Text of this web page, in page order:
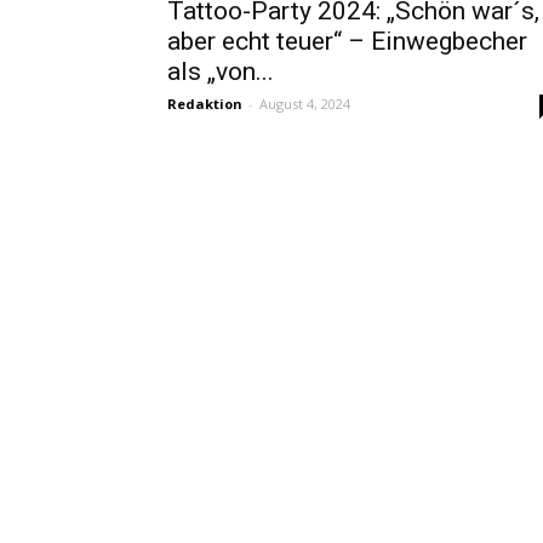
Tattoo-Party 2024: „Schön war´s,
aber echt teuer“ – Einwegbecher
als „von...
Redaktion - August 4, 2024